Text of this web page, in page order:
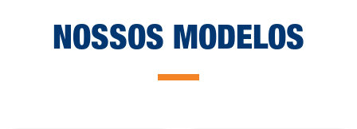
NOSSOS MODELOS